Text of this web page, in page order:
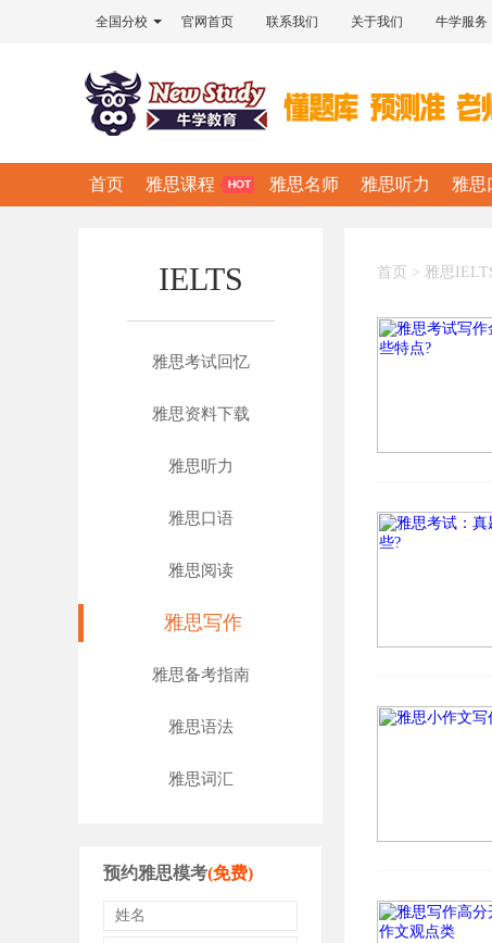
全国分校 官网首页 联系我们 关于我们 牛学服务
首页 雅思课程 雅思名师 雅思听力 雅思
IELTS
雅思考试回忆
雅思资料下载
雅思听力
雅思口语
雅思阅读
雅思写作
雅思备考指南
雅思语法
雅思词汇
预约雅思模考(免费)
首页 > 雅思